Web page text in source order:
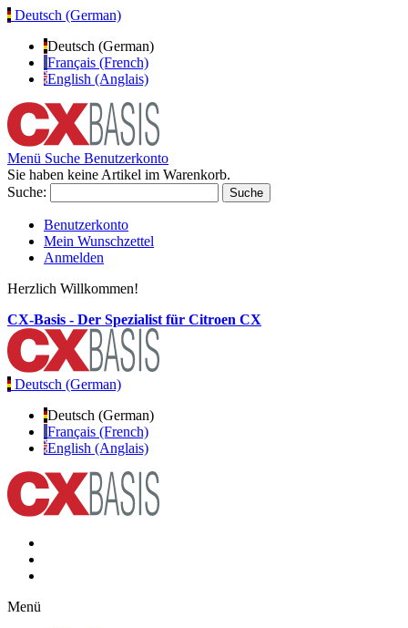
Deutsch (German)
Deutsch (German)
Français (French)
English (Anglais)
Menü Suche Benutzerkonto
Sie haben keine Artikel im Warenkorb.
Suche:
Suche
Benutzerkonto
Mein Wunschzettel
Anmelden
Herzlich Willkommen!
CX-Basis - Der Spezialist für Citroen CX
Deutsch (German)
Deutsch (German)
Français (French)
English (Anglais)
Menü